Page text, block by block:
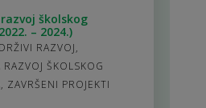
školskog
– 2024.)
RAZVOJ,
ŠKOLSKOG
, ZAVRŠENI PROJEKTI